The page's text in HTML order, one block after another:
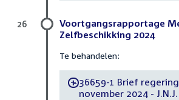
Voortgangsrapportage
Zelfbeschikking 2024
Te behandelen:
-36659-1 Brief
november 2024 -
26